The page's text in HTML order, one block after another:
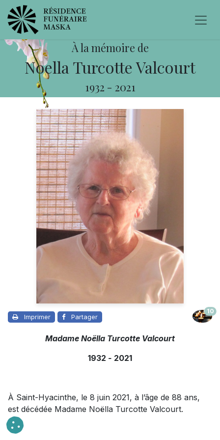
À la mémoire de
Noella Turcotte Valcourt
1932 - 2021
Imprimer Partager
10
Madame Noëlla Turcotte Valcourt
1932 - 2021
À Saint-Hyacinthe, le 8 juin 2021, à l’âge de 88 ans,
est décédée Madame Noëlla Turcotte Valcourt.